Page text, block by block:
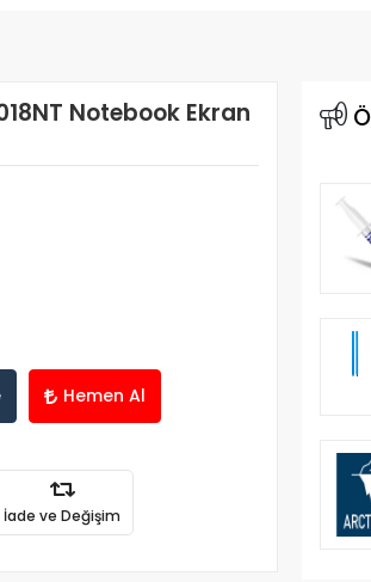
Notebook Ekran
Hemen Al
İade ve Değişim